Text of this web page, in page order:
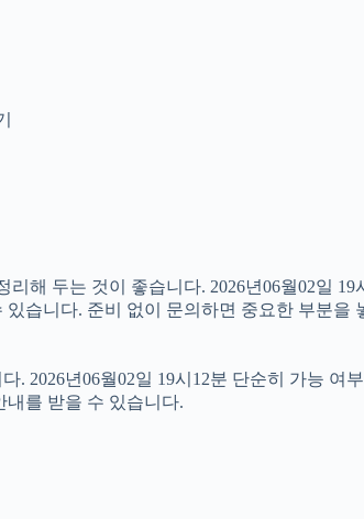
해 두는 것이 좋습니다. 2026년06월02일
습니다. 준비 없이 문의하면 중요한 부분을
2026년06월02일 19시12분 단순히 가능
를 받을 수 있습니다.